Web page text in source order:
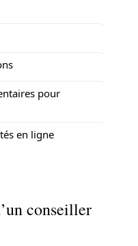
pour
en ligne
conseiller